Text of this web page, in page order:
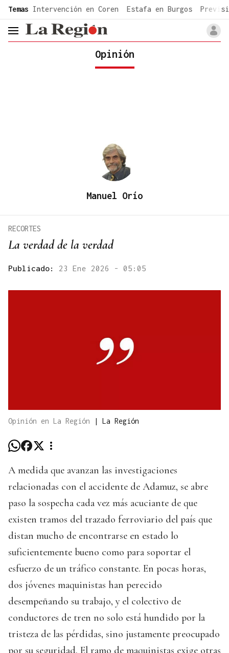
common.go-to-content
Temas Intervención en Coren Estafa en Burgos
header.menu.open
Opinión
Manuel Orío
La verdad de la verdad
RECORTES
Publicado: 23 Ene 2026 - 05:05
Opinión en La Región | La Región
A medida que avanzan las investigaciones
relacionadas con el accidente de Adamuz, se abre
paso la sospecha cada vez más acuciante de que
existen tramos del trazado ferroviario del país que
distan mucho de encontrarse en estado lo
suficientemente bueno como para soportar el
esfuerzo de un tráfico constante. En pocas horas,
dos jóvenes maquinistas han perecido
desempeñando su trabajo, y el colectivo de
conductores de tren no solo está hundido por la
tristeza de las pérdidas, sino justamente preocupado
por su seguridad. El ramo de maquinistas exige otras